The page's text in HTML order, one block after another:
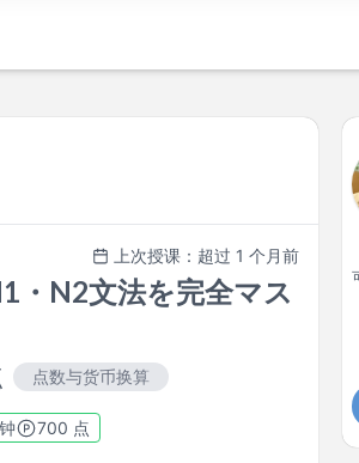
上次授课：超过 1 个月前
・N2文法を完全マス
点数与货币换算
700 点